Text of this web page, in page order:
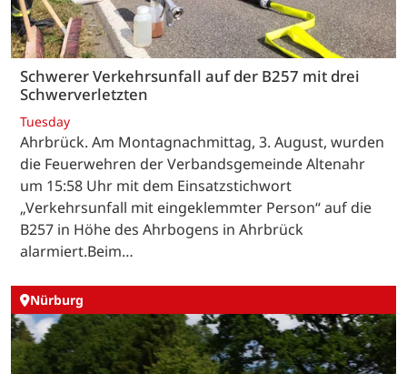
Schwerer Verkehrsunfall auf der B257 mit drei
Schwerverletzten
Tuesday
Ahrbrück. Am Montagnachmittag, 3. August, wurden
die Feuerwehren der Verbandsgemeinde Altenahr
um 15:58 Uhr mit dem Einsatzstichwort
„Verkehrsunfall mit eingeklemmter Person“ auf die
B257 in Höhe des Ahrbogens in Ahrbrück
alarmiert.Beim…
Nürburg